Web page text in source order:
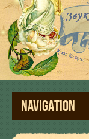
NAVIGATION